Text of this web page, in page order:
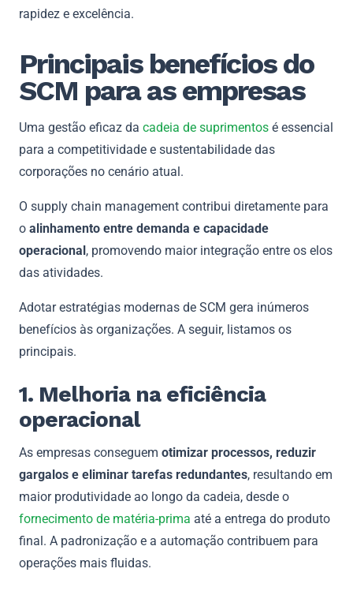
rapidez e excelência.
Principais benefícios do
SCM para as empresas
Uma gestão eficaz da cadeia de suprimentos é essencial
para a competitividade e sustentabilidade das
corporações no cenário atual.
O supply chain management contribui diretamente para
o alinhamento entre demanda e capacidade
operacional, promovendo maior integração entre os elos
das atividades.
Adotar estratégias modernas de SCM gera inúmeros
benefícios às organizações. A seguir, listamos os
principais.
1. Melhoria na eficiência
operacional
As empresas conseguem otimizar processos, reduzir
gargalos e eliminar tarefas redundantes, resultando em
maior produtividade ao longo da cadeia, desde o
fornecimento de matéria-prima até a entrega do produto
final. A padronização e a automação contribuem para
operações mais fluidas.